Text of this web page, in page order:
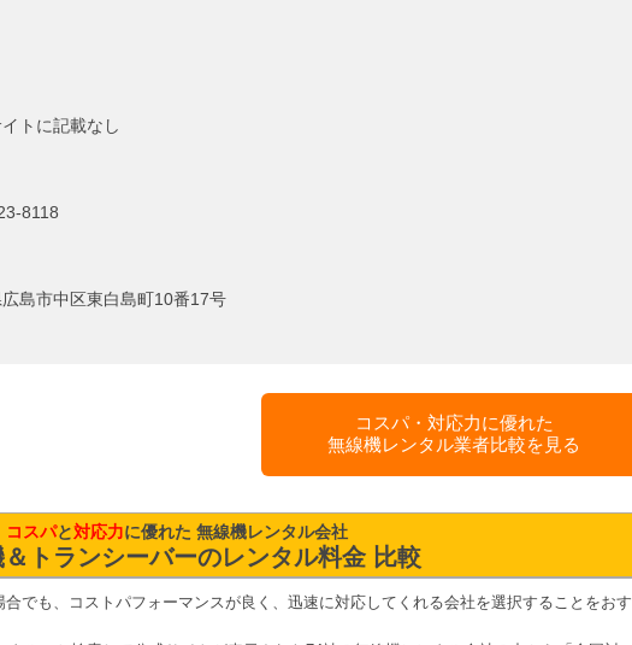
トに記載なし
8118
島市中区東白島町10番17号
コスパ・対応力に優れた
無線機レンタル業者比較を見る
コスパと対応力に優れた 無線機レンタル会社
トランシーバーのレンタル料金 比較
でも、コストパフォーマンスが良く、迅速に対応してくれる会社を選択することをおす